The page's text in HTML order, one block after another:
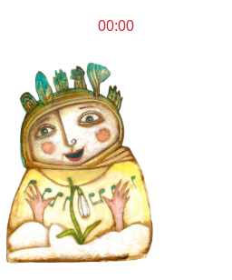
00:00